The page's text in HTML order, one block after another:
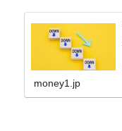
money1.jp